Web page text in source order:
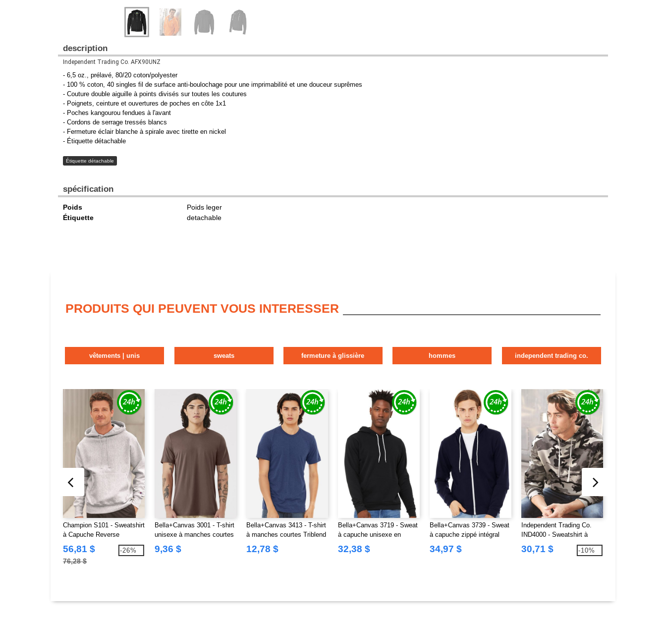
description
Independent Trading Co. AFX90UNZ
- 6,5 oz., prélavé, 80/20 coton/polyester
- 100 % coton, 40 singles fil de surface anti-boulochage pour une imprimabilité et une douceur suprêmes
- Couture double aiguille à points divisés sur toutes les coutures
- Poignets, ceinture et ouvertures de poches en côte 1x1
- Poches kangourou fendues à l'avant
- Cordons de serrage tressés blancs
- Fermeture éclair blanche à spirale avec tirette en nickel
- Étiquette détachable
Étiquette détachable
spécification
Poids
Poids leger
Étiquette
detachable
PRODUITS QUI PEUVENT VOUS INTERESSER
vêtements | unis sweats fermeture à glissière hommes independent trading co.
Champion S101 - Sweatshirt
à Capuche Reverse
Weave®
56,81 $
76,28 $
-26%
Bella+Canvas 3001 - T-shirt
unisexe à manches courtes
en jersey
9,36 $
Bella+Canvas 3413 - T-shirt
à manches courtes Triblend
unisexe
12,78 $
Bella+Canvas 3719 - Sweat
à capuche unisexe en
poly/coton
32,38 $
Bella+Canvas 3739 - Sweat
à capuche zippé intégral
unisexe
34,97 $
Independent Trading Co.
IND4000 - Sweatshirt à
Capuche
30,71 $ -10%